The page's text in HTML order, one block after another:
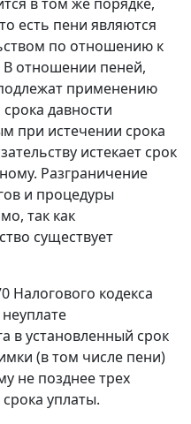
в том же порядке,
есть пени являются
по отношению к
В отношении пеней,
применению
давности
при истечении срока
истекает срок
Разграничение
и процедуры
так как
существует
Налогового кодекса
в установленный срок
(в том числе пени)
не позднее трех
уплаты.